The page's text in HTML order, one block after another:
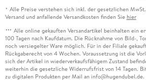
* Alle Preise verstehen sich inkl. der gesetzlichen
Versand und anfallende Versandkosten finden Sie hier
*** Alle online gekauften Versandartikel beinhalten ein
100 Tagen nach Kaufdatum. Die Rücknahme von Bild-,
noch versiegelter Ware möglich. Für in der Filiale
Rückgaberecht von 4 Wochen. Voraussetzung ist die
sich der Artikel in wiederverkaufsfähigem Zustand
weiterhin die gesetzliche Widerrufsfrist von 14 Tagen.
zu digitalen Produkten per Mail an info@hugendubel.de.